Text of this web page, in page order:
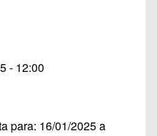
- 12:00
para: 16/01/2025 a